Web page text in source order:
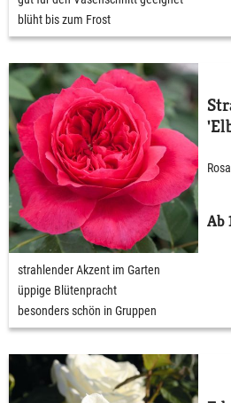
blüht bis zum Frost
Ab
strahlender Akzent im Garten
üppige Blütenpracht
besonders schön in Gruppen